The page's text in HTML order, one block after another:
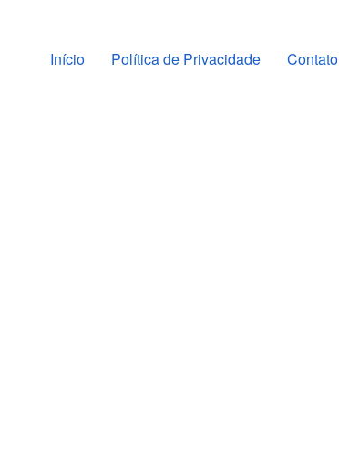
Pular para o conteúdo
Início Política de Privacidade Contato